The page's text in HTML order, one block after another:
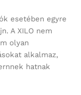
esetében egyre
A XILO nem
olyan
alkalmaz,
hatnak